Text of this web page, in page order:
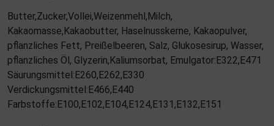
Butter,Zucker,Vollei,Weizenmehl,Milch,
Kakaomasse,Kakaobutter, Haselnusskerne, Kakaopulver,
pflanzliches Fett, Preißelbeeren, Salz, Glukosesirup, Wasser,
pflanzliches Öl, Glyzerin,Kaliumsorbat, Emulgator:E322,E471
Säurungsmittel:E260,E262,E330
Verdickungsmittel:E466,E440
Farbstoffe:E100,E102,E104,E124,E131,E132,E151